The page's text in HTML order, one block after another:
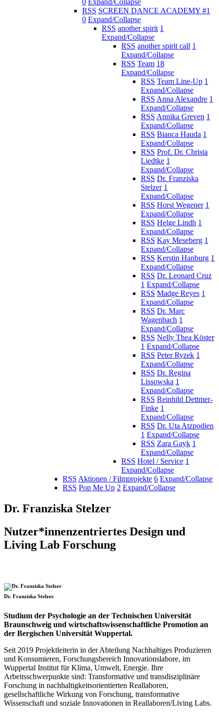
0 Expand/Collapse
RSS SCREEN DANCE ACADEMY #1
0 Expand/Collapse
RSS another spirit 1
Expand/Collapse
RSS another spirit call 1
Expand/Collapse
RSS Team 18
Expand/Collapse
RSS Team Line-Up 1
Expand/Collapse
RSS Anna Alexandre 1
Expand/Collapse
RSS Annika Greven 1
Expand/Collapse
RSS Bianca Hauda 1
Expand/Collapse
RSS Prof. Dr. Christa
Liedtke 1
Expand/Collapse
RSS Dr. Franziska
Stelzer 1
Expand/Collapse
RSS Horst Wegener 1
Expand/Collapse
RSS Helge Lindh 1
Expand/Collapse
RSS Kay Meseberg 1
Expand/Collapse
RSS Kerstin Hanburg 1
Expand/Collapse
RSS Dr. Leonard Cruz
1 Expand/Collapse
RSS Madge Reyes 1
Expand/Collapse
RSS Dr. Marc
Wagenbach 1
Expand/Collapse
RSS Nelly Thea Köster
1 Expand/Collapse
RSS Peter Ryzek 1
Expand/Collapse
RSS Dr. Regina
Lissowska 1
Expand/Collapse
RSS Reinhild Dettmer-
Finke 1
Expand/Collapse
RSS Dr. Uta Atzpodien
1 Expand/Collapse
RSS Zara Gayk 1
Expand/Collapse
RSS Hotel / Service 1
Expand/Collapse
RSS Aktionen / Filmprojekte 6 Expand/Collapse
RSS Pop Me Up 2 Expand/Collapse
Dr. Franziska Stelzer
Nutzer*innenzentriertes Design und
Living Lab Forschung
Dr. Franziska Stelzer
Studium der Psychologie an der Technischen Universität
Braunschweig und wirtschaftswissenschaftliche Promotion an
der Bergischen Universität Wuppertal.
Seit 2019 Projektleiterin in der Abteilung Nachhaltiges Produzieren
und Konsumieren, Forschungsbereich Innovationslabore, im
Wuppertal Institut für Klima, Umwelt, Energie. Ihre
Arbeitsschwerpunkte sind: Transformative und transdisziplinäre
Forschung in nachhaltigkeitsorientierten Reallaboren,
gesellschaftliche Wirkung von Forschung, transformative
Wissenschaft und soziale Innovationen in Reallaboren/Living Labs.